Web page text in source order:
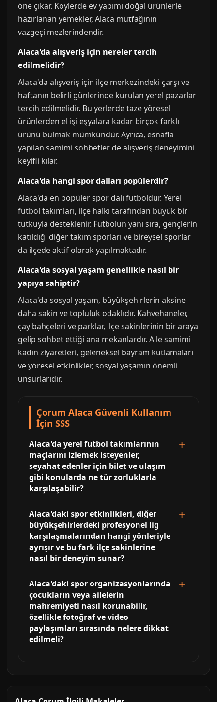
öne çıkar. Köylerde ev yapımı doğal ürünlerle
hazırlanan yemekler, Alaca mutfağının
vazgeçilmezlerindendir.
Alaca'da alışveriş için nereler tercih
edilmelidir?
Alaca'da alışveriş için ilçe merkezindeki çarşı ve
haftanın belirli günlerinde kurulan yerel pazarlar
tercih edilmelidir. Bu yerlerde taze yöresel
ürünlerden el işi eşyalara kadar birçok farklı
ürünü bulmak mümkündür. Ayrıca, esnafla
yapılan samimi sohbetler de alışveriş deneyimini
keyifli kılar.
Alaca'da hangi spor dalları popülerdir?
Alaca'da en popüler spor dalı futboldur. Yerel
futbol takımları, ilçe halkı tarafından büyük bir
tutkuyla desteklenir. Futbolun yanı sıra, gençlerin
katıldığı diğer takım sporları ve bireysel sporlar
da ilçede aktif olarak yapılmaktadır.
Alaca'da sosyal yaşam genellikle nasıl bir
yapıya sahiptir?
Alaca'da sosyal yaşam, büyükşehirlerin aksine
daha sakin ve topluluk odaklıdır. Kahvehaneler,
çay bahçeleri ve parklar, ilçe sakinlerinin bir araya
gelip sohbet ettiği ana mekanlardır. Aile samimi
kadın ziyaretleri, geleneksel bayram kutlamaları
ve yöresel etkinlikler, sosyal yaşamın önemli
unsurlarıdır.
Çorum Alaca Güvenli Kullanım
İçin SSS
Alaca'da yerel futbol takımlarının
maçlarını izlemek isteyenler,
seyahat edenler için bilet ve ulaşım
gibi konularda ne tür zorluklarla
karşılaşabilir?
Alaca'daki spor etkinlikleri, diğer
büyükşehirlerdeki profesyonel lig
karşılaşmalarından hangi yönleriyle
ayrışır ve bu fark ilçe sakinlerine
nasıl bir deneyim sunar?
Alaca'daki spor organizasyonlarında
çocukların veya ailelerin
mahremiyeti nasıl korunabilir,
özellikle fotoğraf ve video
paylaşımları sırasında nelere dikkat
edilmeli?